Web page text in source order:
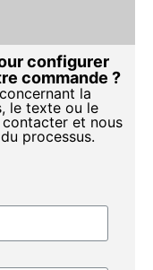
configurer
commande ?
la
le texte ou le
et nous
processus.